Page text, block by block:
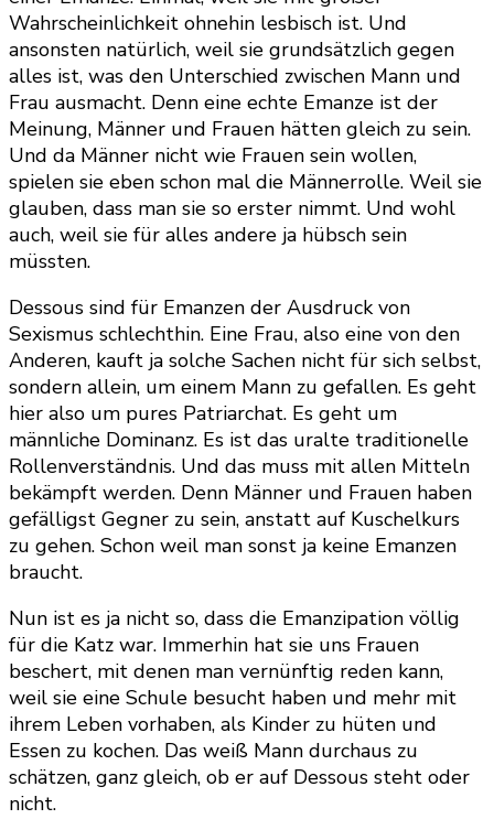
Wahrscheinlichkeit ohnehin lesbisch ist. Und
ansonsten natürlich, weil sie grundsätzlich gegen
alles ist, was den Unterschied zwischen Mann und
Frau ausmacht. Denn eine echte Emanze ist der
Meinung, Männer und Frauen hätten gleich zu sein.
Und da Männer nicht wie Frauen sein wollen,
spielen sie eben schon mal die Männerrolle. Weil sie
glauben, dass man sie so erster nimmt. Und wohl
auch, weil sie für alles andere ja hübsch sein
müssten.
Dessous sind für Emanzen der Ausdruck von
Sexismus schlechthin. Eine Frau, also eine von den
Anderen, kauft ja solche Sachen nicht für sich selbst,
sondern allein, um einem Mann zu gefallen. Es geht
hier also um pures Patriarchat. Es geht um
männliche Dominanz. Es ist das uralte traditionelle
Rollenverständnis. Und das muss mit allen Mitteln
bekämpft werden. Denn Männer und Frauen haben
gefälligst Gegner zu sein, anstatt auf Kuschelkurs
zu gehen. Schon weil man sonst ja keine Emanzen
braucht.
Nun ist es ja nicht so, dass die Emanzipation völlig
für die Katz war. Immerhin hat sie uns Frauen
beschert, mit denen man vernünftig reden kann,
weil sie eine Schule besucht haben und mehr mit
ihrem Leben vorhaben, als Kinder zu hüten und
Essen zu kochen. Das weiß Mann durchaus zu
schätzen, ganz gleich, ob er auf Dessous steht oder
nicht.